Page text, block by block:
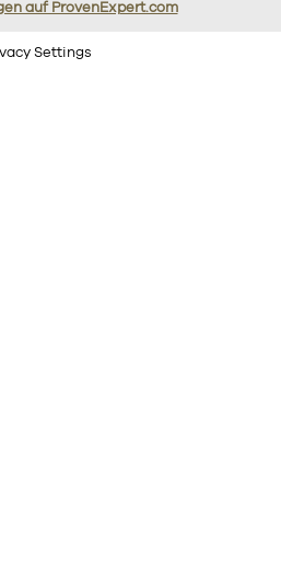
auf ProvenExpert.com
Settings